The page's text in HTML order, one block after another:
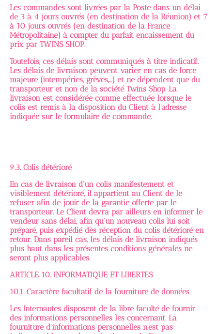
Les commandes sont livrées par la Poste dans un délai
de 3 à 4 jours ouvrés (en destination de la Réunion) et 7
à 10 jours ouvrés (en destination de la France
Métropolitaine) à compter du parfait encaissement du
prix par TWINS SHOP.
Toutefois, ces délais sont communiqués à titre indicatif.
Les délais de livraison peuvent varier en cas de force
majeure (intempéries, grèves,...) et ne dépendent que du
transporteur et non de la société Twins Shop. La
livraison est considérée comme effectuée lorsque le
colis est remis à la disposition du Client à l'adresse
indiquée sur le formulaire de commande.
9.3. Colis détérioré
En cas de livraison d'un colis manifestement et
visiblement détérioré, il appartient au Client de le
refuser afin de jouir de la garantie offerte par le
transporteur. Le Client devra par ailleurs en informer le
vendeur sans délai, afin qu'un nouveau colis lui soit
préparé, puis expédié dès réception du colis détérioré en
retour. Dans pareil cas, les délais de livraison indiqués
plus haut dans les présentes conditions générales ne
seront plus applicables.
ARTICLE 10. INFORMATIQUE ET LIBERTES
10.1. Caractère facultatif de la fourniture de données
Les Internautes disposent de la libre faculté de fournir
des informations personnelles les concernant. La
fourniture d'informations personnelles n'est pas